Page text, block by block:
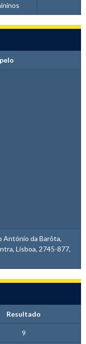
António da Barôta,
Lisboa, 2745-877,
Resultado
9